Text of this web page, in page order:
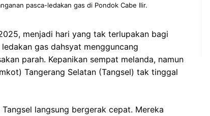
pasca-ledakan gas di Pondok Cabe Ilir.
menjadi hari yang tak terlupakan bagi
gas dahsyat mengguncang
parah. Kepanikan sempat melanda, namun
Tangerang Selatan (Tangsel) tak tinggal
langsung bergerak cepat. Mereka